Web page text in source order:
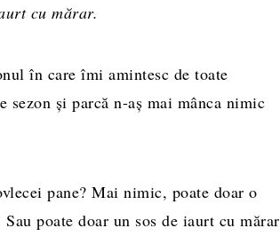
cu mărar.
în care îmi amintesc de toate
sezon şi parcă n-aş mai mânca nimic
pane? Mai nimic, poate doar o
poate doar un sos de iaurt cu mărar